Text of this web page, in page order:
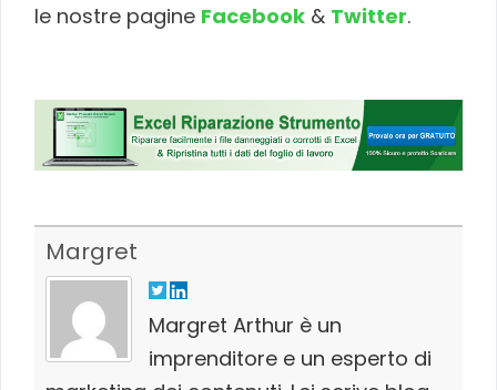
le nostre pagine Facebook & Twitter.
Margret
Margret Arthur è un
imprenditore e un esperto di